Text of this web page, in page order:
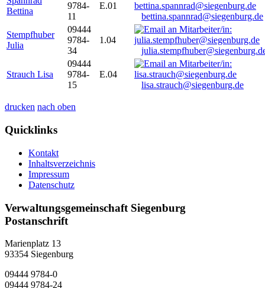
Bettina
9784-
11
E.01
bettina.spannrad@siegenburg.de
Stempfhuber
Julia
09444
9784-
34
1.04
Strauch Lisa
09444
9784-
15
E.04
lisa.strauch@siegenburg.de
drucken nach oben
Quicklinks
Kontakt
Inhaltsverzeichnis
Impressum
Datenschutz
Verwaltungsgemeinschaft Siegenburg
Postanschrift
Marienplatz 13
93354 Siegenburg
09444 9784-0
09444 9784-24